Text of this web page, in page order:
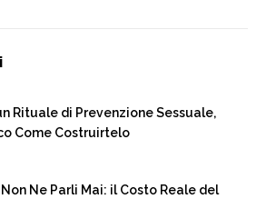
Rituale di Prevenzione Sessuale,
Come Costruirtelo
Ne Parli Mai: il Costo Reale del